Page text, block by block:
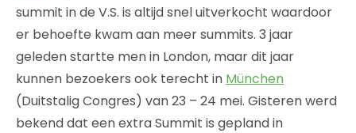
summit in de V.S. is altijd snel uitverkocht waardoor
er behoefte kwam aan meer summits. 3 jaar
geleden startte men in London, maar dit jaar
kunnen bezoekers ook terecht in München
(Duitstalig Congres) van 23 – 24 mei. Gisteren werd
bekend dat een extra Summit is gepland in